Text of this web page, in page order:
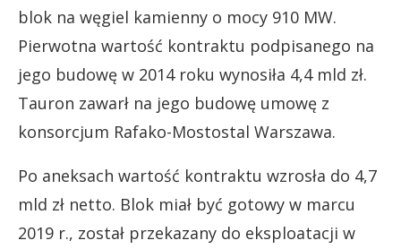
blok na węgiel kamienny o mocy 910 MW.
Pierwotna wartość kontraktu podpisanego na
jego budowę w 2014 roku wynosiła 4,4 mld zł.
Tauron zawarł na jego budowę umowę z
konsorcjum Rafako-Mostostal Warszawa.
Po aneksach wartość kontraktu wzrosła do 4,7
mld zł netto. Blok miał być gotowy w marcu
2019 r., został przekazany do eksploatacji w